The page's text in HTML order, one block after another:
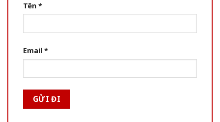
Tên *
Email *